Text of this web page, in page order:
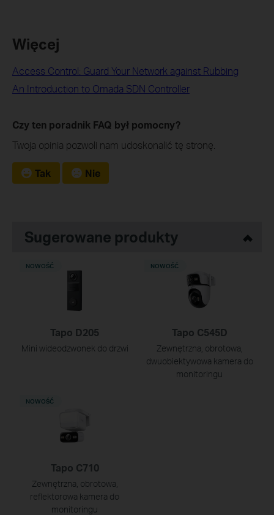
Więcej
Access Control: Guard Your Network against Rubbing
An Introduction to Omada SDN Controller
Czy ten poradnik FAQ był pomocny?
Twoja opinia pozwoli nam udoskonalić tę stronę.
Tak Nie
Sugerowane produkty
Tapo D205
Mini wideodzwonek do drzwi
NOWOŚĆ
Tapo C545D
Zewnętrzna, obrotowa,
dwuobiektywowa kamera do
monitoringu
NOWOŚĆ
Tapo C710
Zewnętrzna, obrotowa,
reflektorowa kamera do
monitoringu
NOWOŚĆ